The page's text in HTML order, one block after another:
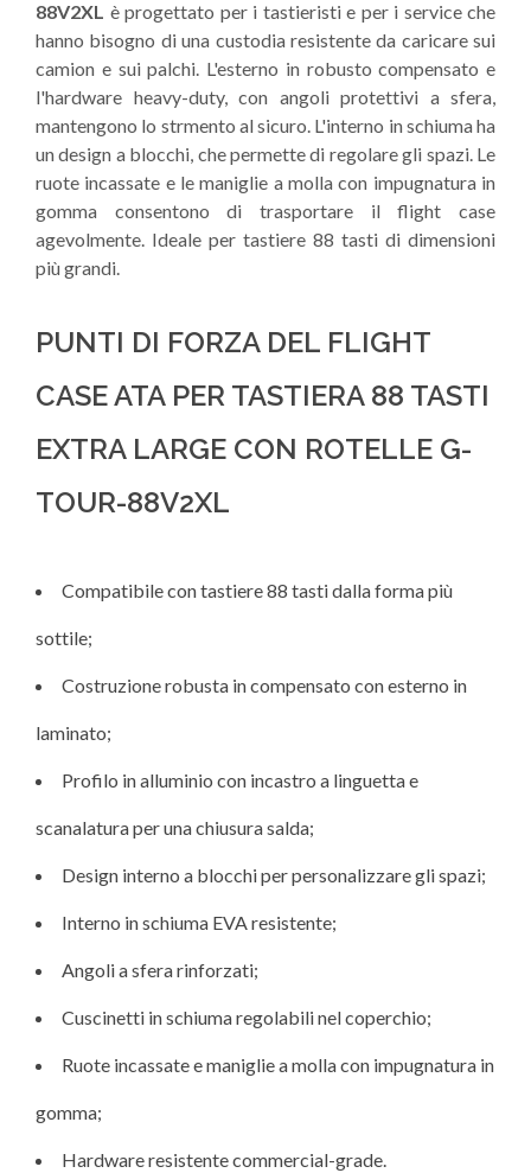
88V2XL è progettato per i tastieristi e per i service che
hanno bisogno di una custodia resistente da caricare sui
camion e sui palchi. L'esterno in robusto compensato e
l'hardware heavy-duty, con angoli protettivi a sfera,
mantengono lo strmento al sicuro. L'interno in schiuma ha
un design a blocchi, che permette di regolare gli spazi. Le
ruote incassate e le maniglie a molla con impugnatura in
gomma consentono di trasportare il flight case
agevolmente. Ideale per tastiere 88 tasti di dimensioni
più grandi.
PUNTI DI FORZA DEL FLIGHT
CASE ATA PER TASTIERA 88 TASTI
EXTRA LARGE CON ROTELLE G-
TOUR-88V2XL
Compatibile con tastiere 88 tasti dalla forma più
sottile;
Costruzione robusta in compensato con esterno in
laminato;
Profilo in alluminio con incastro a linguetta e
scanalatura per una chiusura salda;
Design interno a blocchi per personalizzare gli spazi;
Interno in schiuma EVA resistente;
Angoli a sfera rinforzati;
Cuscinetti in schiuma regolabili nel coperchio;
Ruote incassate e maniglie a molla con impugnatura in
gomma;
Hardware resistente commercial-grade.